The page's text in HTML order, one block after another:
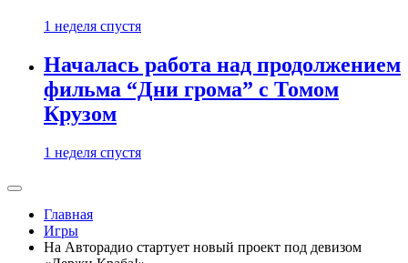
1 неделя спустя
Началась работа над продолжением
фильма “Дни грома” с Томом
Крузом
1 неделя спустя
Главная
Игры
На Авторадио стартует новый проект под девизом